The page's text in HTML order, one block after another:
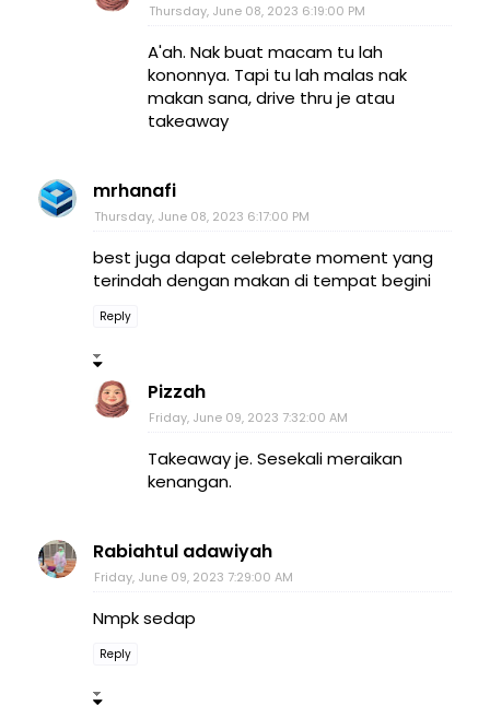
Thursday, June 08, 2023 6:19:00 PM
A'ah. Nak buat macam tu lah
kononnya. Tapi tu lah malas nak
makan sana, drive thru je atau
takeaway
mrhanafi
Thursday, June 08, 2023 6:17:00 PM
best juga dapat celebrate moment yang
terindah dengan makan di tempat begini
Reply
Pizzah
Friday, June 09, 2023 7:32:00 AM
Takeaway je. Sesekali meraikan
kenangan.
Rabiahtul adawiyah
Friday, June 09, 2023 7:29:00 AM
Nmpk sedap
Reply